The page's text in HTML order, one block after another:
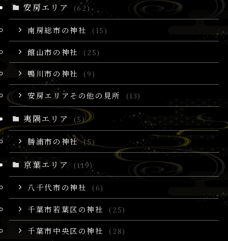
安房エリア (62)
南房総市の神社 (15)
館山市の神社 (25)
鴨川市の神社 (9)
安房エリアその他の見所 (13)
夷隅エリア (5)
勝浦市の神社 (5)
京葉エリア (119)
八千代市の神社 (6)
千葉市若葉区の神社 (25)
千葉市中央区の神社 (28)